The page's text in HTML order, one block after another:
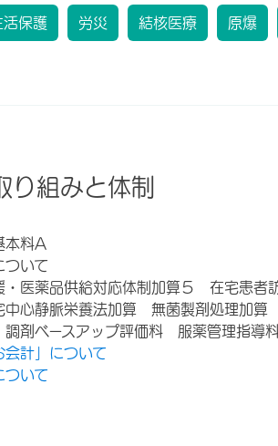
活保護 労災 結核医療 原爆
り組みと体制
本料A
ついて
・医薬品供給対応体制加算５ 在宅患
心静脈栄養法加算 無菌製剤処理加算
剤ベースアップ評価料 服薬管理指導料
会計」について
ついて